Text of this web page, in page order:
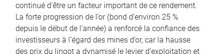
continué d’être un facteur important de ce rendement.
La forte progression de l’or (bond d’environ 25 %
depuis le début de l’année) a renforcé la confiance des
investisseurs à l’égard des mines d’or, car la hausse
des prix du lingot a dynamisé le levier d’exploitation et